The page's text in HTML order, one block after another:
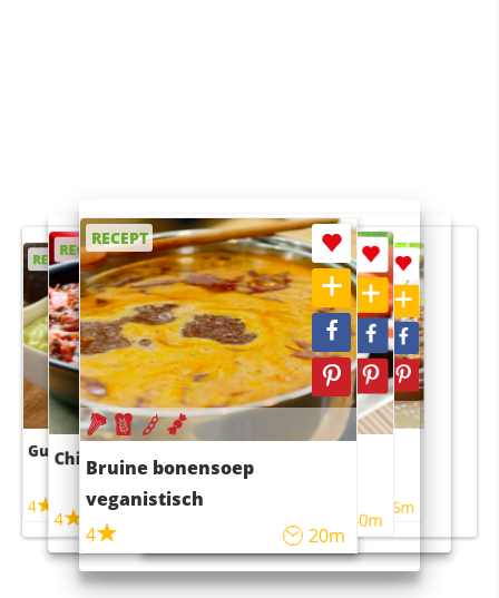
RECEPT
Guacamole
4
RECEPT
Chili con carne
4 45m
RECEPT
Bruine bonensoep
veganistisch
4
20m
RECEPT
Sushi rijstsalade
maaltijdsalade
40m
RECEPT
4 55m